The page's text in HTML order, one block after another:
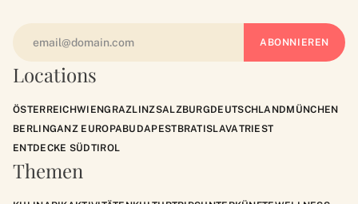
Locations
ÖSTERREICHWIENGRAZLINZSALZBURGDEUTSCHLANDMÜNCHEN
BERLINGANZ EUROPABUDAPESTBRATISLAVATRIEST
ENTDECKE SÜDTIROL
Themen